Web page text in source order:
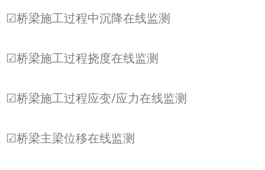
☑桥梁施工过程中沉降在线监测
☑桥梁施工过程挠度在线监测
☑桥梁施工过程应变/应力在线监测
☑桥梁主梁位移在线监测